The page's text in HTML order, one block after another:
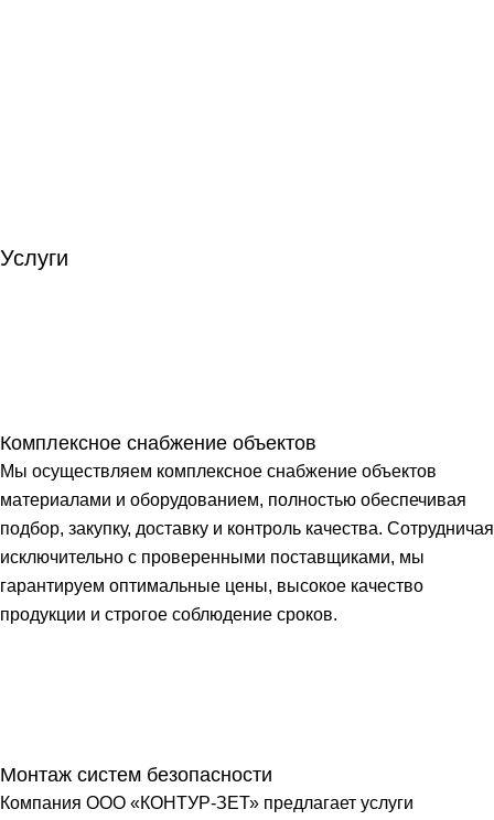
Услуги
Комплексное снабжение объектов
Мы осуществляем комплексное снабжение объектов
материалами и оборудованием, полностью обеспечивая
подбор, закупку, доставку и контроль качества. Сотрудничая
исключительно с проверенными поставщиками, мы
гарантируем оптимальные цены, высокое качество
продукции и строгое соблюдение сроков.
Монтаж систем безопасности
Компания ООО «КОНТУР-ЗЕТ» предлагает услуги